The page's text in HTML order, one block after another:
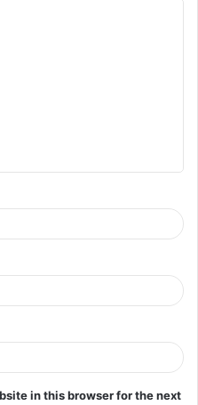
in this browser for the next